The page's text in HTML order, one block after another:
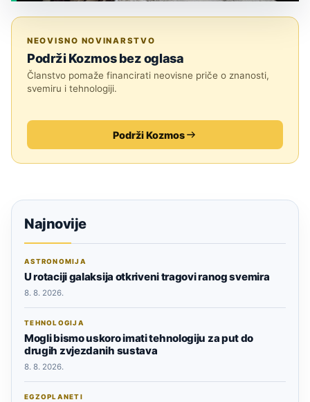
NEOVISNO NOVINARSTVO
Podrži Kozmos bez oglasa
Članstvo pomaže financirati neovisne priče o znanosti,
svemiru i tehnologiji.
Podrži Kozmos
Najnovije
ASTRONOMIJA
U rotaciji galaksija otkriveni tragovi ranog svemira
8. 8. 2026.
TEHNOLOGIJA
Mogli bismo uskoro imati tehnologiju za put do
drugih zvjezdanih sustava
8. 8. 2026.
EGZOPLANETI